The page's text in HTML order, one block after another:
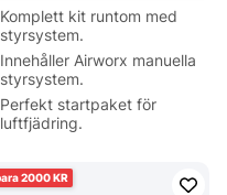
Komplett kit runtom med
styrsystem.
Innehåller Airworx manuella
styrsystem.
Perfekt startpaket för
luftfjädring.
2000